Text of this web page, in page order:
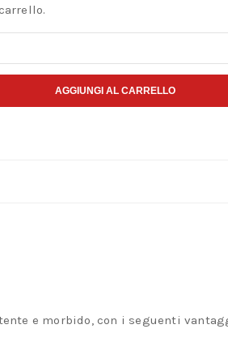
AGGIUNGI AL CARRELLO
e morbido, con i seguenti